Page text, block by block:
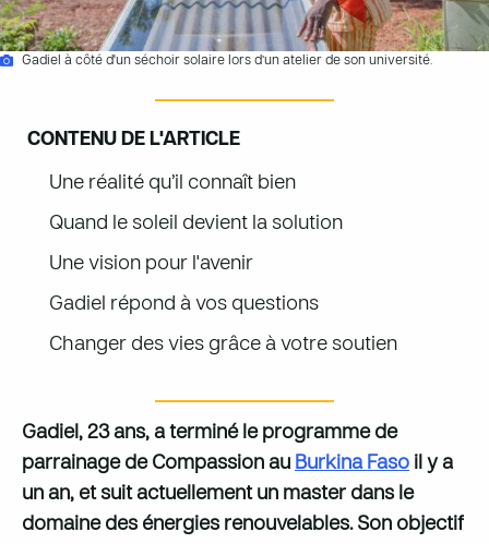
Gadiel à côté d'un séchoir solaire lors d’un atelier de son université.
CONTENU DE L'ARTICLE
Une réalité qu’il connaît bien
Quand le soleil devient la solution
Une vision pour l'avenir
Gadiel répond à vos questions
Changer des vies grâce à votre soutien
Gadiel, 23 ans, a terminé le programme de
parrainage de Compassion au Burkina Faso il y a
un an, et suit actuellement un master dans le
domaine des énergies renouvelables. Son objectif